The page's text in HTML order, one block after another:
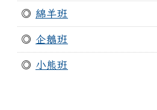
◎ 綿羊班
◎ 企鵝班
◎ 小熊班